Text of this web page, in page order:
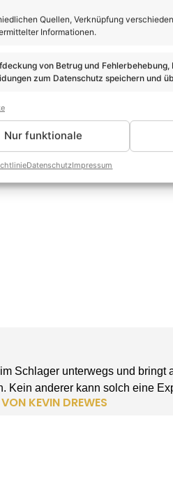
Quellen, Verknüpfung
Informationen.
von Betrug und Fehlerbehebung,
zum Datenschutz speichern und
Nur funktionale
DatenschutzImpressum
Schlager unterwegs und bringt
Kein anderer kann solch eine
KEVIN DREWES